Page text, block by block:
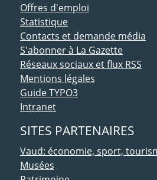
Offres d'emploi
Statistique
Contacts et demande média
S'abonner à La Gazette
Réseaux sociaux et flux RSS
Mentions légales
Guide TYPO3
Intranet
SITES PARTENAIRES
Vaud: économie, sport,
Musées